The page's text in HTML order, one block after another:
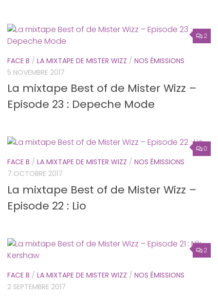
2
FACE B / LA MIXTAPE DE MISTER WIZZ / NOS ÉMISSIONS
5 NOVEMBRE 2017
La mixtape Best of de Mister Wizz –
Episode 23 : Depeche Mode
0
FACE B / LA MIXTAPE DE MISTER WIZZ / NOS ÉMISSIONS
7 OCTOBRE 2017
La mixtape Best of de Mister Wizz –
Episode 22 : Lio
2
FACE B / LA MIXTAPE DE MISTER WIZZ / NOS ÉMISSIONS
2 SEPTEMBRE 2017